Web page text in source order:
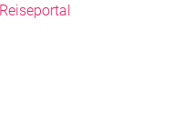
Reiseportal